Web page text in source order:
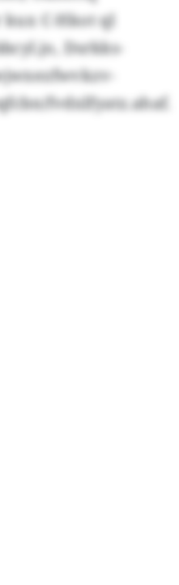
kux C-Hkot ql
Dsrkks-
fvdxlfyatz.ahaf.